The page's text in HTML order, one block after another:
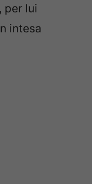
per lui
intesa